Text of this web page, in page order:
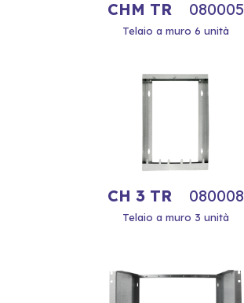
CHM TR 080005
Telaio a muro 6 unità
CH 3 TR 080008
Telaio a muro 3 unità